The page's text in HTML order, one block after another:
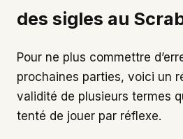
des sigles au
Pour ne plus commettre
prochaines parties, voici un
validité de plusieurs termes
tenté de jouer par réflexe.